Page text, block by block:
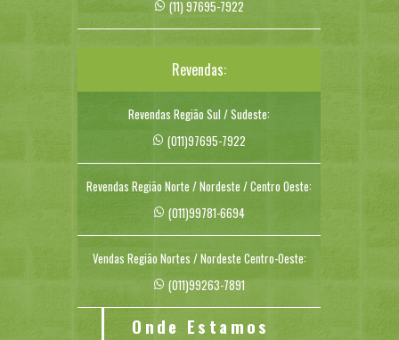
(11) 97695-7922
Revendas:
Revendas Região Sul / Sudeste:
(011)97695-7922
Revendas Região Norte / Nordeste / Centro Oeste:
(011)99781-6694
Vendas Região Nortes / Nordeste Centro-Oeste:
(011)99263-7891
Onde Estamos